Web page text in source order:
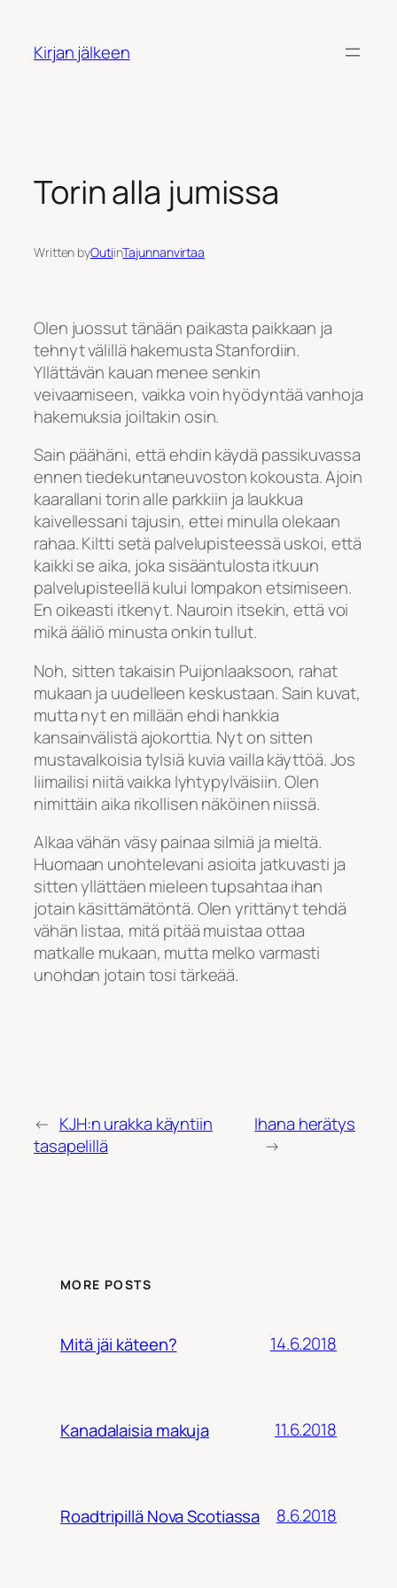
Kirjan jälkeen
Torin alla jumissa
Written byOutiinTajunnanvirtaa
Olen juossut tänään paikasta paikkaan ja
tehnyt välillä hakemusta Stanfordiin.
Yllättävän kauan menee senkin
veivaamiseen, vaikka voin hyödyntää vanhoja
hakemuksia joiltakin osin.
Sain päähäni, että ehdin käydä passikuvassa
ennen tiedekuntaneuvoston kokousta. Ajoin
kaarallani torin alle parkkiin ja laukkua
kaivellessani tajusin, ettei minulla olekaan
rahaa. Kiltti setä palvelupisteessä uskoi, että
kaikki se aika, joka sisääntulosta itkuun
palvelupisteellä kului lompakon etsimiseen.
En oikeasti itkenyt. Nauroin itsekin, että voi
mikä ääliö minusta onkin tullut.
Noh, sitten takaisin Puijonlaaksoon, rahat
mukaan ja uudelleen keskustaan. Sain kuvat,
mutta nyt en millään ehdi hankkia
kansainvälistä ajokorttia. Nyt on sitten
mustavalkoisia tylsiä kuvia vailla käyttöä. Jos
liimailisi niitä vaikka lyhtypylväisiin. Olen
nimittäin aika rikollisen näköinen niissä.
Alkaa vähän väsy painaa silmiä ja mieltä.
Huomaan unohtelevani asioita jatkuvasti ja
sitten yllättäen mieleen tupsahtaa ihan
jotain käsittämätöntä. Olen yrittänyt tehdä
vähän listaa, mitä pitää muistaa ottaa
matkalle mukaan, mutta melko varmasti
unohdan jotain tosi tärkeää.
← KJH:n urakka käyntiin
tasapelillä
Ihana herätys
→
MORE POSTS
Mitä jäi käteen? 14.6.2018
Kanadalaisia makuja 11.6.2018
Roadtripillä Nova Scotiassa 8.6.2018